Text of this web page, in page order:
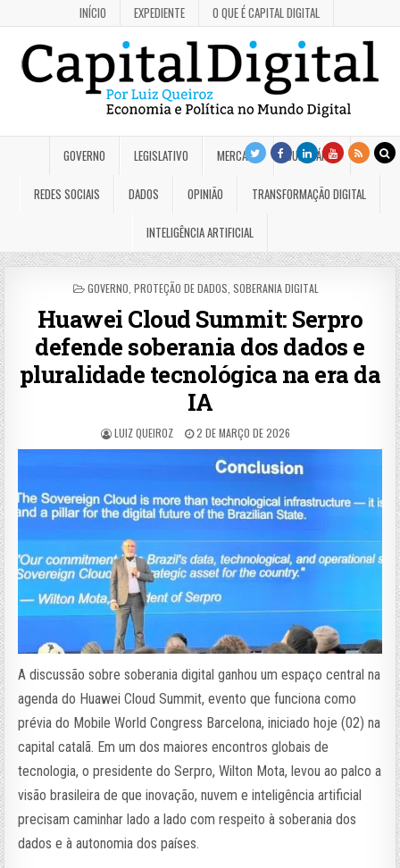
INÍCIO EXPEDIENTE O QUE É CAPITAL DIGITAL
GOVERNO LEGISLATIVO MERCADO JUDICIÁRIO
REDES SOCIAIS DADOS OPINIÃO TRANSFORMAÇÃO DIGITAL
INTELIGÊNCIA ARTIFICIAL
POSTED
GOVERNO PROTEÇÃO DE DADOS SOBERANIA DIGITAL
Huawei Cloud Summit: Serpro
defende soberania dos dados e
pluralidade tecnológica na era da
IA
LUIZ QUEIROZ 2 DE MARÇO DE 2026
A discussão sobre soberania digital ganhou um espaço central na
agenda do Huawei Cloud Summit, evento que funciona como
prévia do Mobile World Congress Barcelona, iniciado hoje (02) na
capital catalã. Em um dos maiores encontros globais de
tecnologia, o presidente do Serpro, Wilton Mota, levou ao palco a
visão brasileira de que inovação, nuvem e inteligência artificial
precisam caminhar lado a lado com respeito à soberania dos
dados e à autonomia dos países.